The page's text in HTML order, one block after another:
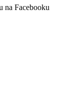
na Facebooku